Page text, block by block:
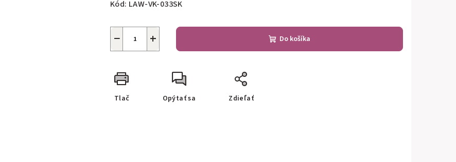
Kód: LAW-VK-033SK
+
− Do košíka
Tlač Opýtať sa Zdieľať